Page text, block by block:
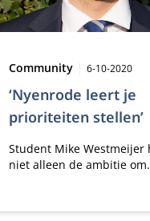
‘Nyenrode leert je
prioriteiten stellen’
Type:
Community 6-10-2020
Student Mike Westmeijer
niet alleen de ambitie om
ondernemen. Door